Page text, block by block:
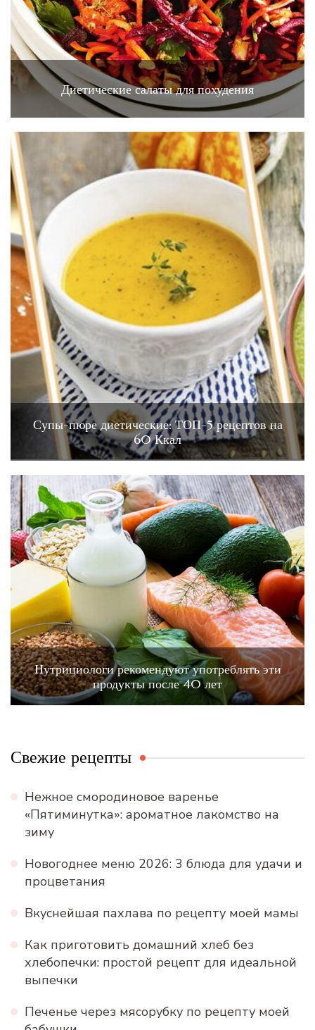
Диетические салаты для похудения
Супы-пюре диетические: ТОП-5 рецептов на
60 Ккал
Нутрициологи рекомендуют употреблять эти
продукты после 40 лет
Свежие рецепты
Нежное смородиновое варенье
«Пятиминутка»: ароматное лакомство на
зиму
Новогоднее меню 2026: 3 блюда для удачи и
процветания
Вкуснейшая пахлава по рецепту моей мамы
Как приготовить домашний хлеб без
хлебопечки: простой рецепт для идеальной
выпечки
Печенье через мясорубку по рецепту моей